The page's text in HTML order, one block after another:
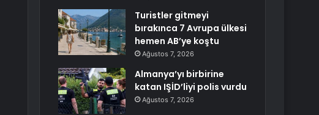
Turistler gitmeyi
bırakınca 7 Avrupa ülkesi
hemen AB’ye koştu
Ağustos 7, 2026
Almanya’yı birbirine
katan IŞİD’liyi polis vurdu
Ağustos 7, 2026